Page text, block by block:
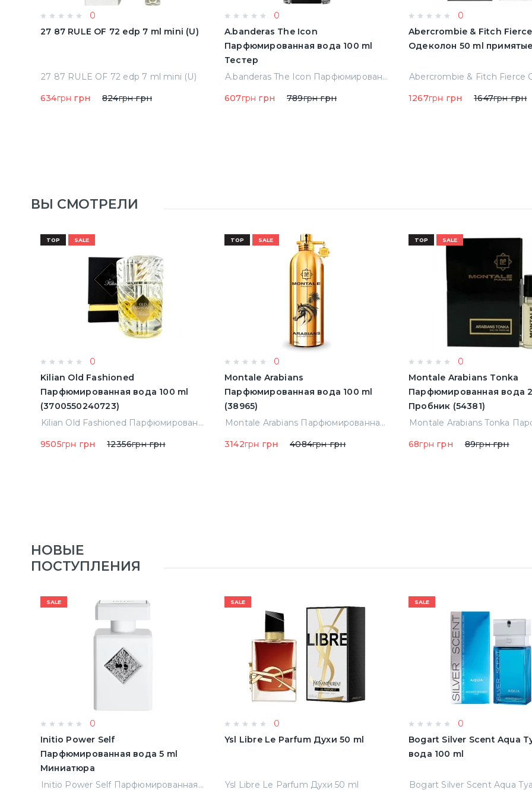
0
27 87 RULE OF 72 edp 7 ml mini (U)
27 87 RULE OF 72 edp 7 ml mini (U)
634грн грн 824грнгрн
0
A.banderas The Icon
Парфюмированная вода 100 ml
Тестер
A.banderas The Icon Парфюмированная вода 100 ml Тестер
607грн грн 789грнгрн
0
Abercrombie & Fitch Fierce
Одеколон 50 ml
1267грн грн 1647грнгрн
ВЫ СМОТРЕЛИ
TOP SALE
0
Kilian Old Fashioned
Парфюмированная вода 100 ml
(3700550240723)
Kilian Old Fashioned Парфюмированная вода 100 ml (3700550240723)
9505грн грн 12356грнгрн
TOP SALE
0
Montale Arabians
Парфюмированная вода 100 ml
(38965)
Montale Arabians Парфюмированная вода 100 ml (38965)
3142грн грн 4084грнгрн
TOP SALE
0
Montale Arabians Tonka
Парфюмированная вода
Пробник (54381)
68грн грн 89грнгрн
НОВЫЕ
ПОСТУПЛЕНИЯ
SALE
0
Initio Power Self
Парфюмированная вода 5 ml
Миниатюра
Initio Power Self Парфюмированная вода 5 ml Миниатюра
SALE
0
Ysl Libre Le Parfum Духи 50 ml
Ysl Libre Le Parfum Духи 50 ml
SALE
0
Bogart Silver Scent Aqua
вода 100 ml